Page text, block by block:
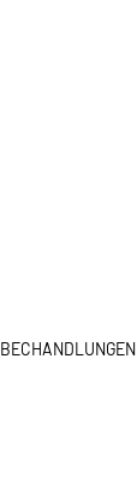
BECHANDLUNGEN